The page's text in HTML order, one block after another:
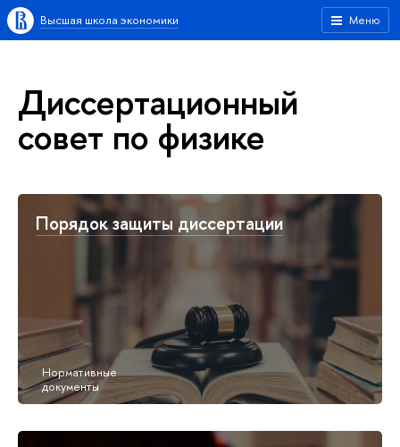
Меню
Высшая школа экономики
Диссертационный
совет по физике
Порядок защиты диссертации